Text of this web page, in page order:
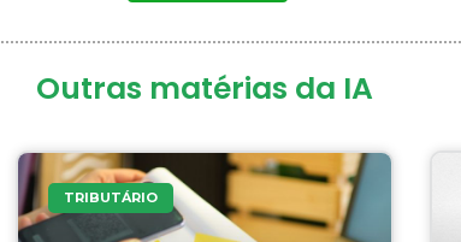
Outras matérias da IA
TRIBUTÁRIO